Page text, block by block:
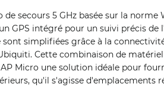
secours 5 GHz basée sur la norme
GPS intégré pour un suivi précis de
simplifiées grâce à la
Cette combinaison de
Micro une solution idéale pour
qu'il s'agisse d'emplacements